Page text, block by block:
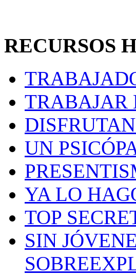
RECURSOS
TRABAJAR
UN
YA LO
TOP
SIN